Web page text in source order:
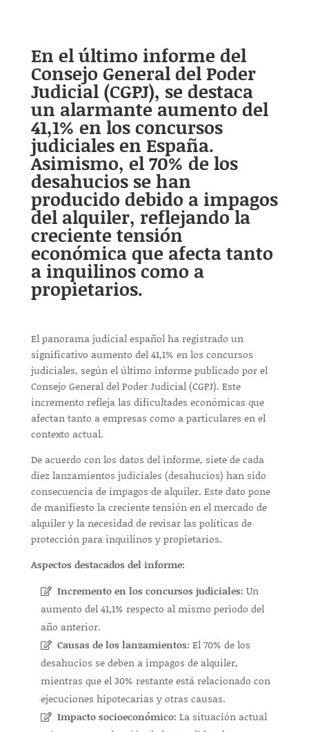
En el último informe del
Consejo General del Poder
Judicial (CGPJ), se destaca
un alarmante aumento del
41,1% en los concursos
judiciales en España.
Asimismo, el 70% de los
desahucios se han
producido debido a impagos
del alquiler, reflejando la
creciente tensión
económica que afecta tanto
a inquilinos como a
propietarios.
El panorama judicial español ha registrado un
significativo aumento del 41,1% en los concursos
judiciales, según el último informe publicado por el
Consejo General del Poder Judicial (CGPJ). Este
incremento refleja las dificultades económicas que
afectan tanto a empresas como a particulares en el
contexto actual.
De acuerdo con los datos del informe, siete de cada
diez lanzamientos judiciales (desahucios) han sido
consecuencia de impagos de alquiler. Este dato pone
de manifiesto la creciente tensión en el mercado de
alquiler y la necesidad de revisar las políticas de
protección para inquilinos y propietarios.
Aspectos destacados del informe:
Incremento en los concursos judiciales: Un
aumento del 41,1% respecto al mismo periodo del
año anterior.
Causas de los lanzamientos: El 70% de los
desahucios se deben a impagos de alquiler,
mientras que el 30% restante está relacionado con
ejecuciones hipotecarias y otras causas.
Impacto socioeconómico: La situación actual